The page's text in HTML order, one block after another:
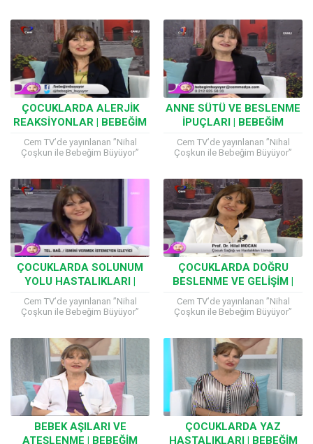
Hilal Mocan, çocuk sağlığıyla...
Hilal Mocan, çocuk sağlığıyla...
ÇOCUKLARDA ALERJIK
REAKSIYONLAR | BEBEĞIM
BÜYÜYOR
Cem TV’de yayınlanan ”Nihal
Çoşkun ile Bebeğim Büyüyor”
Hilal Mocan, çocuk sağlığıyla...
ANNE SÜTÜ VE BESLENME
İPUÇLARI | BEBEĞIM
BÜYÜYOR
Cem TV’de yayınlanan ”Nihal
Çoşkun ile Bebeğim Büyüyor”
Hilal Mocan, çocuk sağlığıyla...
ÇOCUKLARDA SOLUNUM
YOLU HASTALIKLARI |
BEBEĞIM BÜYÜYOR
Cem TV’de yayınlanan ”Nihal
Çoşkun ile Bebeğim Büyüyor”
Hilal Mocan, çocuk sağlığıyla...
ÇOCUKLARDA DOĞRU
BESLENME VE GELIŞIM |
BEBEĞIM BÜYÜYOR
Cem TV’de yayınlanan ”Nihal
Çoşkun ile Bebeğim Büyüyor”
Hilal Mocan, çocuk sağlığıyla...
BEBEK AŞILARI VE
ATEŞLENME | BEBEĞIM
ÇOCUKLARDA YAZ
HASTALIKLARI | BEBEĞIM